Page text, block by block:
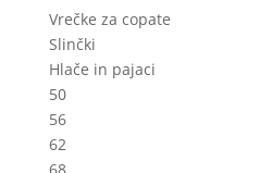
Vrečke za copate
Slinčki
Hlače in pajaci
50
56
62